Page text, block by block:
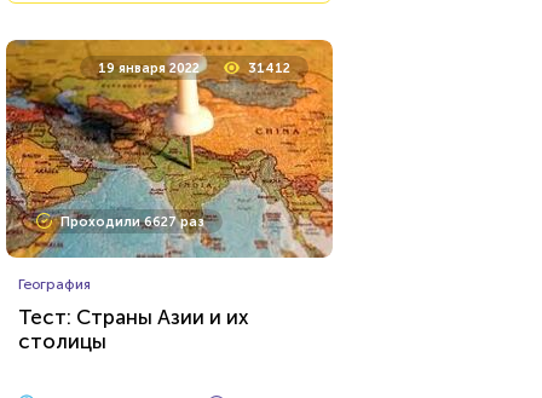
17 декабря 2021
Проходили 1622 раза
Сможете назвать 100% этих
голливудских звёзд?
19 января 2022 31412
Проходили 6627 раз
География
Тест: Страны Азии и их
столицы